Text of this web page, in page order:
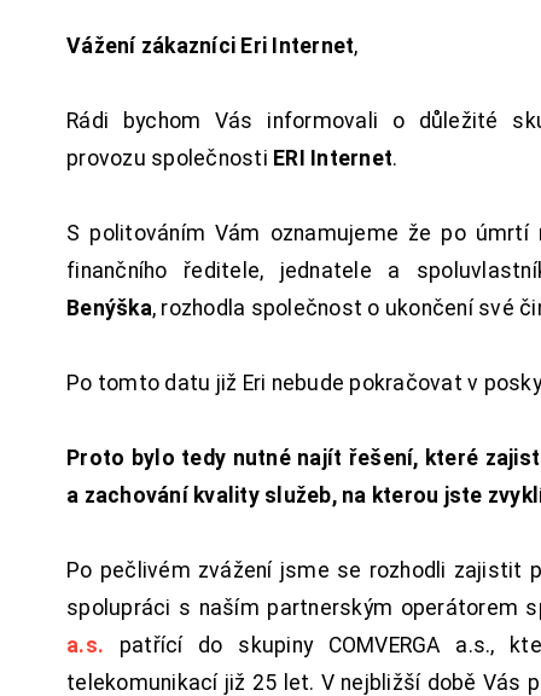
Vážení zákazníci Eri Internet,
Rádi bychom Vás informovali o důležité
provozu společnosti ERI Internet.
S politováním Vám oznamujeme že po úmrtí
finančního ředitele, jednatele a
Benýška, rozhodla společnost o ukončení své
Po tomto datu již Eri nebude pokračovat v
Proto bylo tedy nutné najít řešení, které
a zachování kvality služeb, na kterou jste
Po pečlivém zvážení jsme se rozhodli zajistit
spolupráci s naším partnerským operátorem
a.s. patřící do skupiny COMVERGA a.s.,
telekomunikací již 25 let. V nejbližší době Vás